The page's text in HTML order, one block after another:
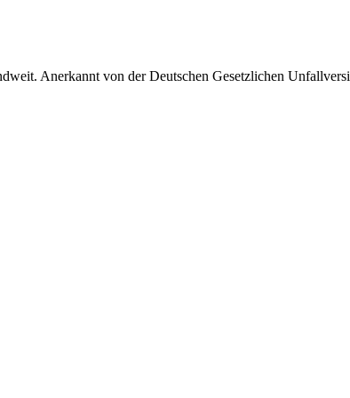
Anerkannt von der Deutschen Gesetzlichen